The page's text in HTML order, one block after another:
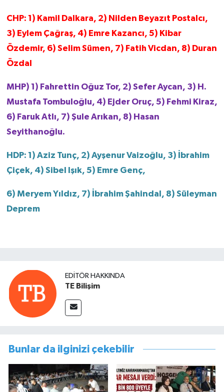
CHP: 1) Kamil Dalkara, 2) Nilden Beyazıt Postalcı,
3) Eylem Çağraş, 4) Emre Kazancı, 5) Kibar
Özdemir, 6) Selim Sümen, 7) Fatih Vicdan, 8) Duran
Özdal
MHP) 1) Fahrettin Oğuz Tor, 2) Sefer Aycan, 3) H.
Mustafa Tombuloğlu, 4) Ejder Oruç, 5) Fehmi Kiraz,
6) Faruk Atlı, 7) Şule Arıkan, 8) Hasan
Seyithanoğlu.
HDP: 1) Aziz Tunç, 2) Ayşenur Vaizoğlu, 3) İbrahim
Çiçek, 4) Sibel Işık, 5) Emre Genç,
6) Meryem Yıldız, 7) İbrahim Şahindal, 8) Süleyman
Deprem
EDITÖR HAKKINDA
TE Bilişim
Bunlar da ilginizi çekebilir